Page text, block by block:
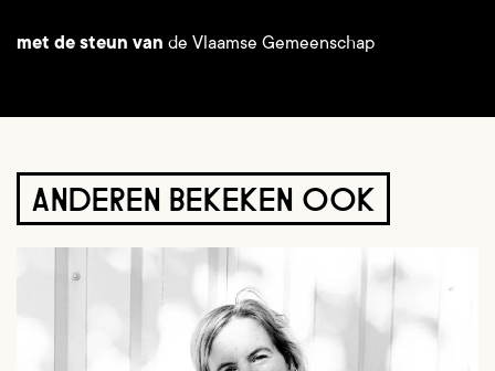
met de steun van de Vlaamse Gemeenschap
ANDEREN BEKEKEN OOK